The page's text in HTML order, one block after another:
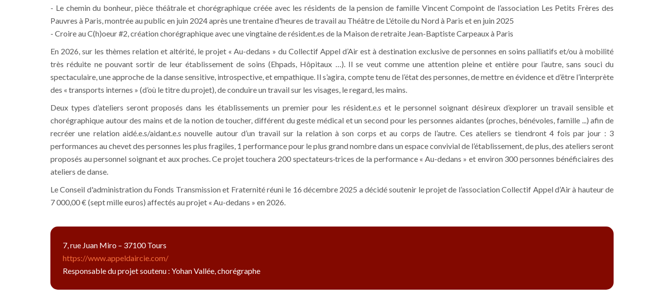
- Le chemin du bonheur, pièce théâtrale et chorégraphique créée avec les résidents de la pension de famille Vincent Compoint de l’association Les Petits Frères des
Pauvres à Paris, montrée au public en juin 2024 après une trentaine d'heures de travail au Théâtre de L'étoile du Nord à Paris et en juin 2025
- Croire au C(h)oeur #2, création chorégraphique avec une vingtaine de résident.es de la Maison de retraite Jean-Baptiste Carpeaux à Paris
En 2026, sur les thèmes relation et altérité, le projet « Au-dedans » du Collectif Appel d’Air est à destination exclusive de personnes en soins palliatifs et/ou à mobilité
très réduite ne pouvant sortir de leur établissement de soins (Ehpads, Hôpitaux …). Il se veut comme une attention pleine et entière pour l’autre, sans souci du
spectaculaire, une approche de la danse sensitive, introspective, et empathique. Il s’agira, compte tenu de l’état des personnes, de mettre en évidence et d’être l’interprète
des « transports internes » (d’où le titre du projet), de conduire un travail sur les visages, le regard, les mains.
Deux types d’ateliers seront proposés dans les établissements un premier pour les résident.e.s et le personnel soignant désireux d’explorer un travail sensible et
chorégraphique autour des mains et de la notion de toucher, différent du geste médical et un second pour les personnes aidantes (proches, bénévoles, famille ...) afin de
recréer une relation aidé.e.s/aidant.e.s nouvelle autour d’un travail sur la relation à son corps et au corps de l’autre. Ces ateliers se tiendront 4 fois par jour : 3
performances au chevet des personnes les plus fragiles, 1 performance pour le plus grand nombre dans un espace convivial de l’établissement, de plus, des ateliers seront
proposés au personnel soignant et aux proches. Ce projet touchera 200 spectateurs·trices de la performance « Au-dedans » et environ 300 personnes bénéficiaires des
ateliers de danse.
Le Conseil d'administration du Fonds Transmission et Fraternité réuni le 16 décembre 2025 a décidé soutenir le projet de l’association Collectif Appel d’Air à hauteur de
7 000,00 € (sept mille euros) affectés au projet « Au-dedans » en 2026.
7, rue Juan Miro – 37100 Tours
https://www.appeldaircie.com/
Responsable du projet soutenu : Yohan Vallée, chorégraphe